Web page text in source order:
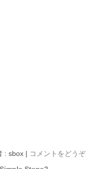
: sbox | コメントをどうぞ